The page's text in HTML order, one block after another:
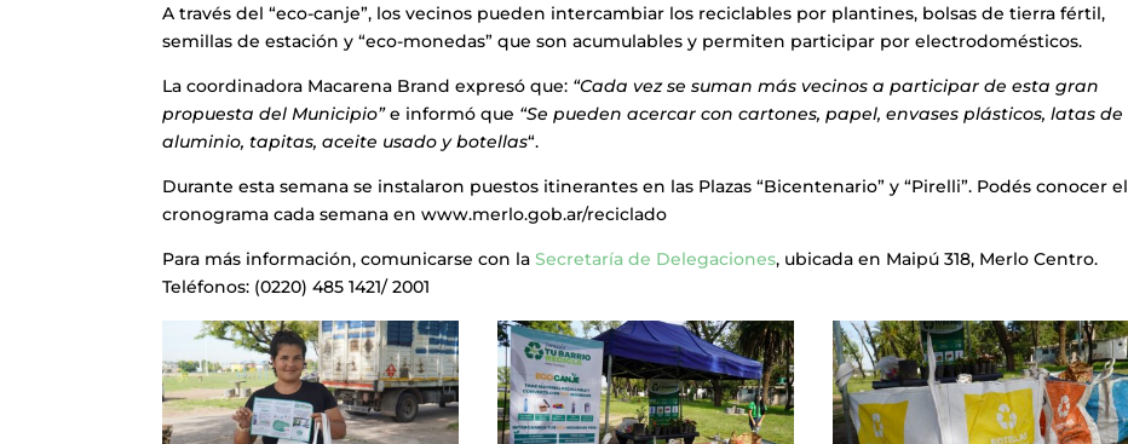
A través del “eco-canje”, los vecinos pueden intercambiar los reciclables por plantines, bolsas de tierra fértil,
semillas de estación y “eco-monedas” que son acumulables y permiten participar por electrodomésticos.
La coordinadora Macarena Brand expresó que: “Cada vez se suman más vecinos a participar de esta gran
propuesta del Municipio”e informó que “Se pueden acercar con cartones, papel, envases plásticos, latas de
aluminio, tapitas, aceite usado y botellas“.
Durante esta semana se instalaron puestos itinerantes en las Plazas “Bicentenario” y “Pirelli”. Podés conocer el
cronograma cada semana en www.merlo.gob.ar/reciclado
Para más información, comunicarse con laSecretaría de Delegaciones, ubicada en Maipú 318, Merlo Centro.
Teléfonos: (0220) 485 1421/ 2001